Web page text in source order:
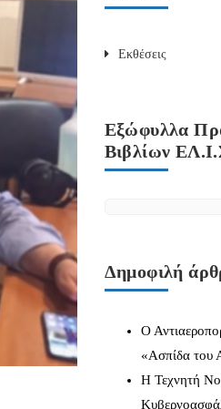
Εκθέσεις
Εξώφυλλα
Βιβλίων
Δημοφιλή
Ο
«Ασπίδα του
Η Τεχνητή